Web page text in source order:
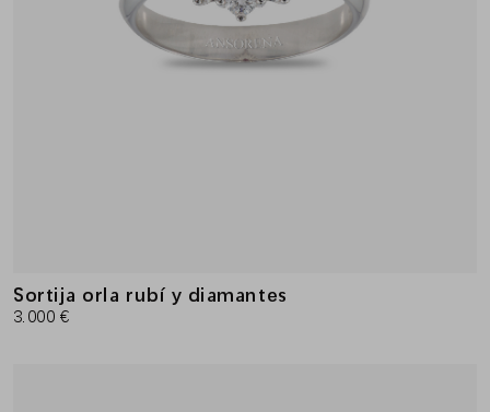
Sortija orla rubí y diamantes
3.000 €